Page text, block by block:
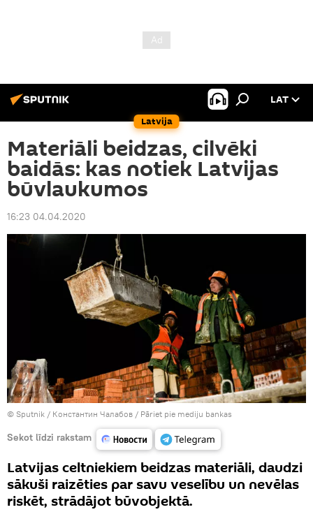
Latvija
LAT
Materiāli beidzas, cilvēki
baidās: kas notiek Latvijas
būvlaukumos
16:23 04.04.2020
© Sputnik / Константин Чалабов / Pāriet pie mediju bankas
Sekot līdzi rakstam
Latvijas celtniekiem beidzas materiāli, daudzi
sākuši raizēties par savu veselību un nevēlas
riskēt, strādājot būvobjektā.